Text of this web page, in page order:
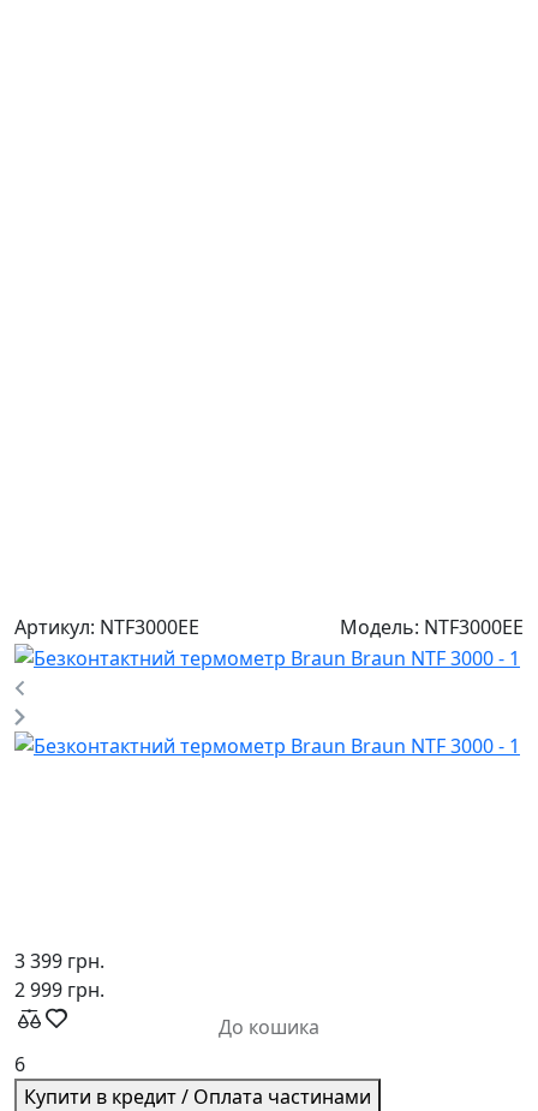
Артикул: NTF3000EE Модель: NTF3000EE
3 399 грн.
2 999 грн.
До кошика
6
Купити в кредит / Оплата частинами